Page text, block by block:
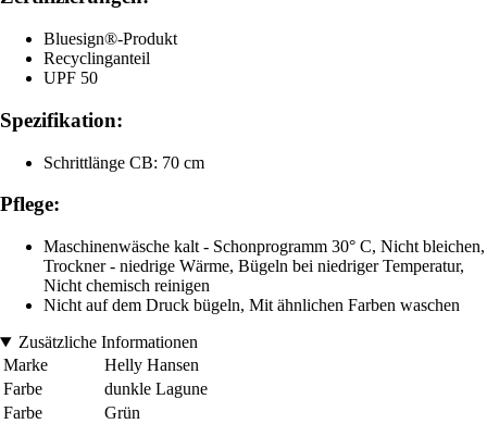
Bluesign®-Produkt
Recyclinganteil
UPF 50
Spezifikation:
Schrittlänge CB: 70 cm
Pflege:
Maschinenwäsche kalt - Schonprogramm 30° C, Nicht bleichen,
Trockner - niedrige Wärme, Bügeln bei niedriger Temperatur,
Nicht chemisch reinigen
Nicht auf dem Druck bügeln, Mit ähnlichen Farben waschen
Zusätzliche Informationen
Marke
Helly Hansen
Farbe
dunkle Lagune
Farbe
Grün